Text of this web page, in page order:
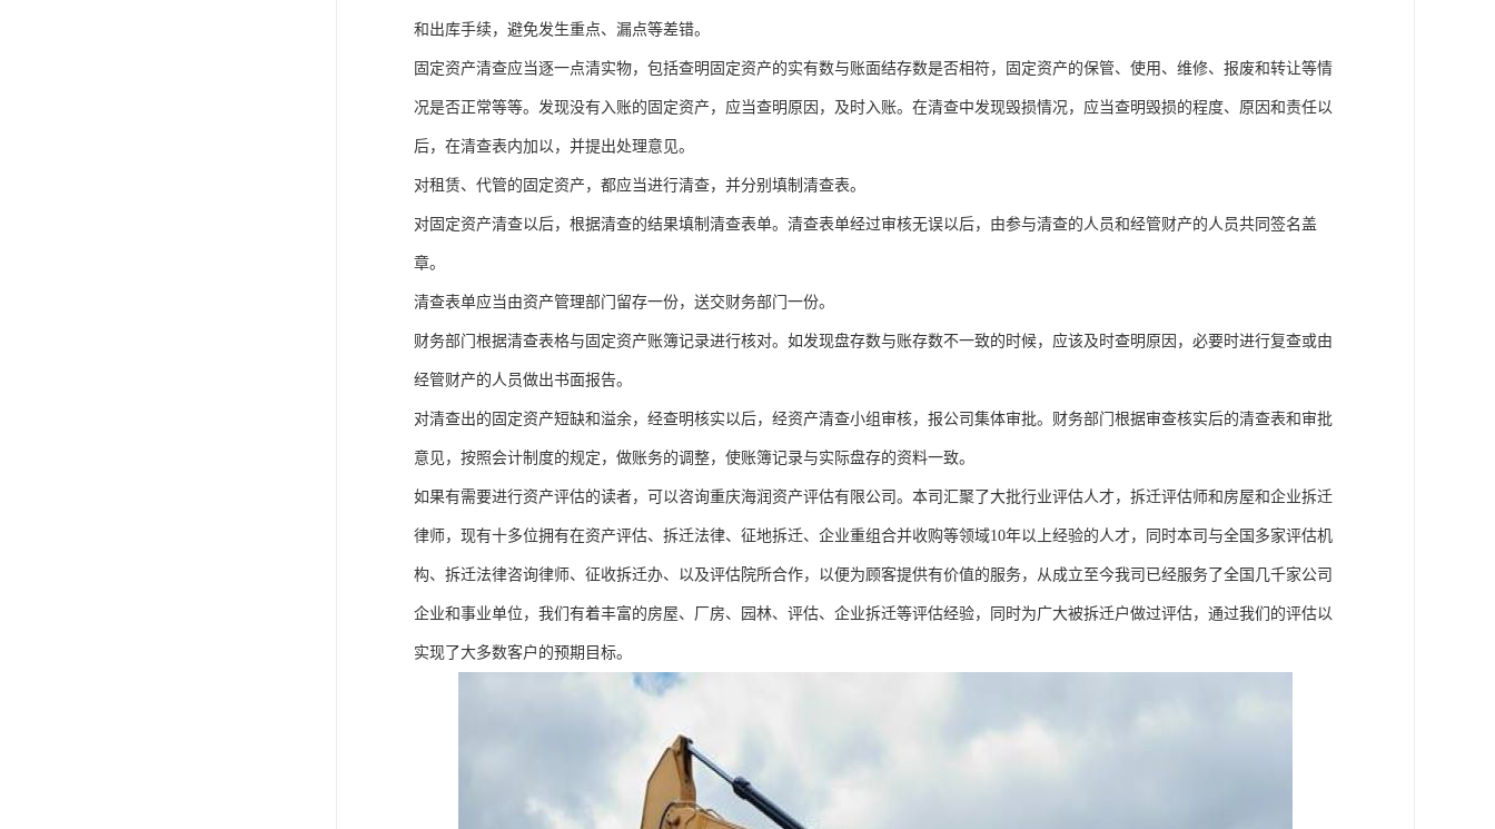
和出库手续，避免发生重点、漏点等差错。
固定资产清查应当逐一点清实物，包括查明固定资产的实有数与账面结存数是否相符，固定资产的保管、使用、维修、报废和转让等情
况是否正常等等。发现没有入账的固定资产，应当查明原因，及时入账。在清查中发现毁损情况，应当查明毁损的程度、原因和责任以
后，在清查表内加以，并提出处理意见。
对租赁、代管的固定资产，都应当进行清查，并分别填制清查表。
对固定资产清查以后，根据清查的结果填制清查表单。清查表单经过审核无误以后，由参与清查的人员和经管财产的人员共同签名盖
章。
清查表单应当由资产管理部门留存一份，送交财务部门一份。
财务部门根据清查表格与固定资产账簿记录进行核对。如发现盘存数与账存数不一致的时候，应该及时查明原因，必要时进行复查或由
经管财产的人员做出书面报告。
对清查出的固定资产短缺和溢余，经查明核实以后，经资产清查小组审核，报公司集体审批。财务部门根据审查核实后的清查表和审批
意见，按照会计制度的规定，做账务的调整，使账簿记录与实际盘存的资料一致。
如果有需要进行资产评估的读者，可以咨询重庆海润资产评估有限公司。本司汇聚了大批行业评估人才，拆迁评估师和房屋和企业拆迁
律师，现有十多位拥有在资产评估、拆迁法律、征地拆迁、企业重组合并收购等领域10年以上经验的人才，同时本司与全国多家评估机
构、拆迁法律咨询律师、征收拆迁办、以及评估院所合作，以便为顾客提供有价值的服务，从成立至今我司已经服务了全国几千家公司
企业和事业单位，我们有着丰富的房屋、厂房、园林、评估、企业拆迁等评估经验，同时为广大被拆迁户做过评估，通过我们的评估以
实现了大多数客户的预期目标。